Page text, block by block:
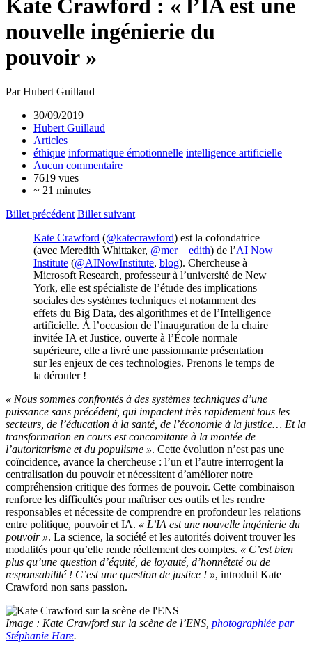
Kate Crawford : « l’IA est une
nouvelle ingénierie du
pouvoir »
Par Hubert Guillaud
30/09/2019
Hubert Guillaud
Articles
éthique informatique émotionnelle intelligence artificielle
Aucun commentaire
7619 vues
~ 21 minutes
Billet précédent Billet suivant
Kate Crawford (@katecrawford) est la cofondatrice
(avec Meredith Whittaker, @mer__edith) de l’AI Now
Institute (@AINowInstitute, blog). Chercheuse à
Microsoft Research, professeur à l’université de New
York, elle est spécialiste de l’étude des implications
sociales des systèmes techniques et notamment des
effets du Big Data, des algorithmes et de l’Intelligence
artificielle. À l’occasion de l’inauguration de la chaire
invitée IA et Justice, ouverte à l’École normale
supérieure, elle a livré une passionnante présentation
sur les enjeux de ces technologies. Prenons le temps de
la dérouler !
« Nous sommes confrontés à des systèmes techniques d’une
puissance sans précédent, qui impactent très rapidement tous les
secteurs, de l’éducation à la santé, de l’économie à la justice… Et la
transformation en cours est concomitante à la montée de
l’autoritarisme et du populisme ». Cette évolution n’est pas une
coïncidence, avance la chercheuse : l’un et l’autre interrogent la
centralisation du pouvoir et nécessitent d’améliorer notre
compréhension critique des formes de pouvoir. Cette combinaison
renforce les difficultés pour maîtriser ces outils et les rendre
responsables et nécessite de comprendre en profondeur les relations
entre politique, pouvoir et IA. « L’IA est une nouvelle ingénierie du
pouvoir ». La science, la société et les autorités doivent trouver les
modalités pour qu’elle rende réellement des comptes. « C’est bien
plus qu’une question d’équité, de loyauté, d’honnêteté ou de
responsabilité ! C’est une question de justice ! », introduit Kate
Crawford non sans passion.
Image : Kate Crawford sur la scène de l’ENS, photographiée par
Stéphanie Hare.